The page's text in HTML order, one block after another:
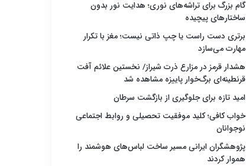
گام بزرگ برای تراشه‌های نوری؛ هدایت نور بدون
ساختارهای پیچیده
برتری دست راست یا چپ ذاتی نیست؛ مغز با تکرار
مهارت می‌سازد
هشدار قرمز در مزارع ذرت شیراز/ نخستین علائم آفت
قرنطینه‌ای برگ‌خوار پاییزه مشاهده شد
امید تازه برای جلوگیری از بازگشت سرطان
خواب کافی؛ کلید موفقیت تحصیلی و روابط اجتماعی
نوجوانان
پژوهشگران ایرانی مسیر ساخت لباس‌های هوشمند را
هموار کردند